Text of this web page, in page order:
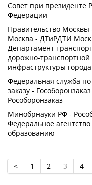
Совет при президенте
Федерации
Правительство Москвы
Москва - ДТиРДТИ
Департамент
дорожно-транспортной
инфраструктуры
Федеральная служба
заказу -
Рособоронзаказ
Минобрнауки РФ -
Федеральное
образованию
< 1 2 3 4